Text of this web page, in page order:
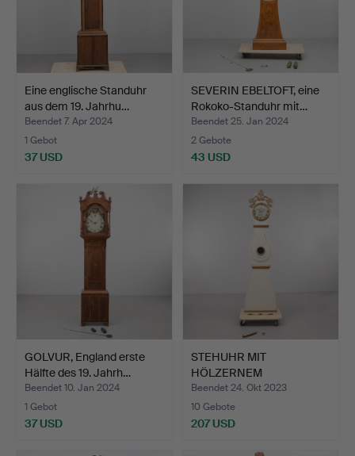
Eine englische Standuhr
aus dem 19. Jahrhu…
Beendet 7. Apr 2024
1 Gebot
37 USD
SEVERIN EBELTOFT, eine
Rokoko-Standuhr mit…
Beendet 25. Jan 2024
2 Gebote
43 USD
GOLVUR, England erste
Hälfte des 19. Jahrh…
Beendet 10. Jan 2024
1 Gebot
37 USD
STEHUHR MIT
HÖLZERNEM
ZIFFERBLATT, Aufschr…
Beendet 24. Okt 2023
10 Gebote
207 USD